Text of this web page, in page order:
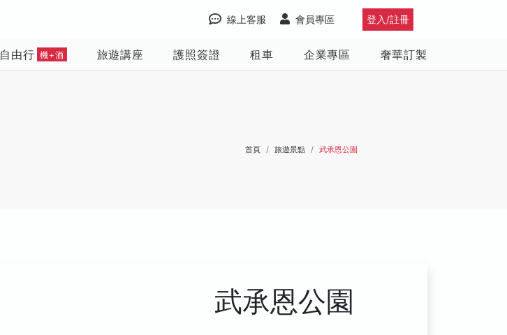
登入/註冊
會員專區
線上客服
自由行 機+酒 旅遊講座 護照簽證 租車 企業專區 奢華訂製
首頁 旅遊景點 武承恩公園
武承恩公園